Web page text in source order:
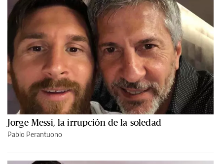
Jorge Messi, la irrupción de la soledad
Pablo Perantuono